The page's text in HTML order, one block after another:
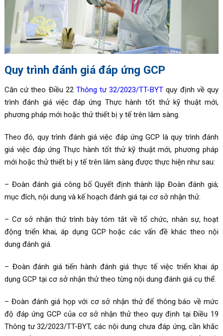
Quy trình đánh giá đáp ứng GCP
Căn cứ theo Điều 22 Thông tư 32/2023/TT-BYT quy định về quy
trình đánh giá việc đáp ứng Thực hành tốt thử kỹ thuật mới,
phương pháp mới hoặc thử thiết bị y tế trên lâm sàng.
Theo đó, quy trình đánh giá việc đáp ứng GCP là quy trình đánh
giá việc đáp ứng Thực hành tốt thử kỹ thuật mới, phương pháp
mới hoặc thử thiết bị y tế trên lâm sàng được thực hiện như sau:
– Đoàn đánh giá công bố Quyết định thành lập Đoàn đánh giá;
mục đích, nội dung và kế hoạch đánh giá tại cơ sở nhận thử.
– Cơ sở nhận thử trình bày tóm tắt về tổ chức, nhân sự, hoạt
động triển khai, áp dụng GCP hoặc các vấn đề khác theo nội
dung đánh giá.
– Đoàn đánh giá tiến hành đánh giá thực tế việc triển khai áp
dụng GCP tại cơ sở nhận thử theo từng nội dung đánh giá cụ thể.
– Đoàn đánh giá họp với cơ sở nhận thử để thông báo về mức
độ đáp ứng GCP của cơ sở nhận thử theo quy định tại Điều 19
Thông tư 32/2023/TT-BYT, các nội dung chưa đáp ứng, cần khắc